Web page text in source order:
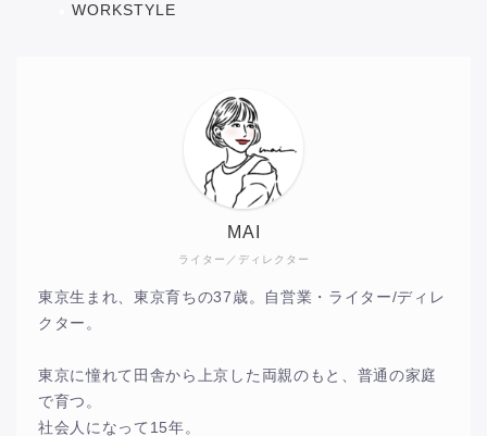
WORKSTYLE
ライター／ディレクター
MAI
東京生まれ、東京育ちの37歳。自営業・ライター/ディレ
クター。
東京に憧れて田舎から上京した両親のもと、普通の家庭
で育つ。
社会人になって15年。